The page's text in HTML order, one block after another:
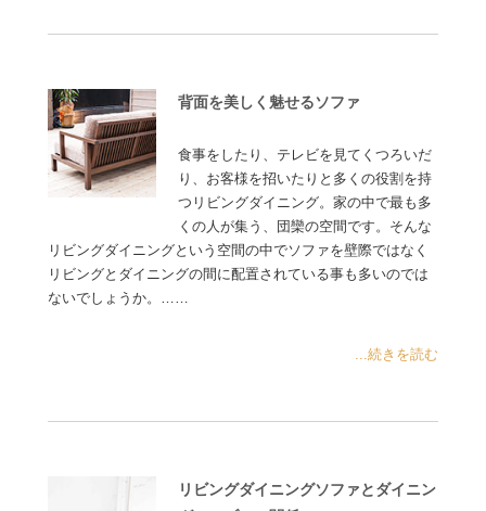
背面を美しく魅せるソファ
食事をしたり、テレビを見てくつろいだ
り、お客様を招いたりと多くの役割を持
つリビングダイニング。家の中で最も多
くの人が集う、団欒の空間です。そんな
リビングダイニングという空間の中でソファを壁際ではなく
リビングとダイニングの間に配置されている事も多いのでは
ないでしょうか。……
...続きを読む
リビングダイニングソファとダイニン